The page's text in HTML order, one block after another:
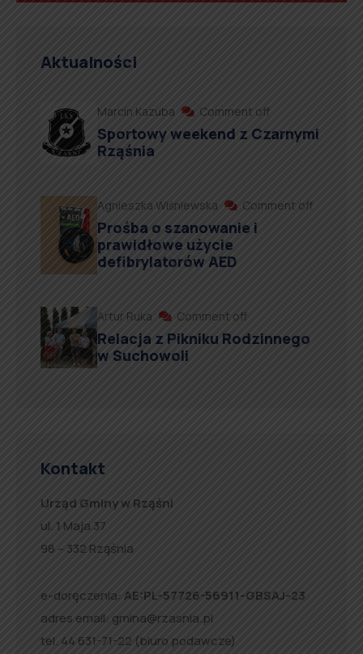
Aktualności
Marcin Kazuba Comment off
Sportowy weekend z Czarnymi
Rząśnia
Agnieszka Wiśniewska Comment off
Prośba o szanowanie i
prawidłowe użycie
defibrylatorów AED
Artur Ruka Comment off
Relacja z Pikniku Rodzinnego
w Suchowoli
Kontakt
Urząd Gminy w Rząśni
ul. 1 Maja 37
98 – 332 Rząśnia
e-doręczenia: AE:PL-57726-56911-GBSAJ-23
adres email: gmina@rzasnia.pl
tel. 44 631-71-22 (biuro podawcze)